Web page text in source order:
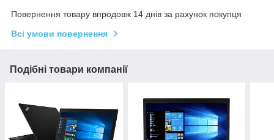
Повернення товару впродовж 14 днів за рахунок покупця
Всі умови повернення
Подібні товари компанії